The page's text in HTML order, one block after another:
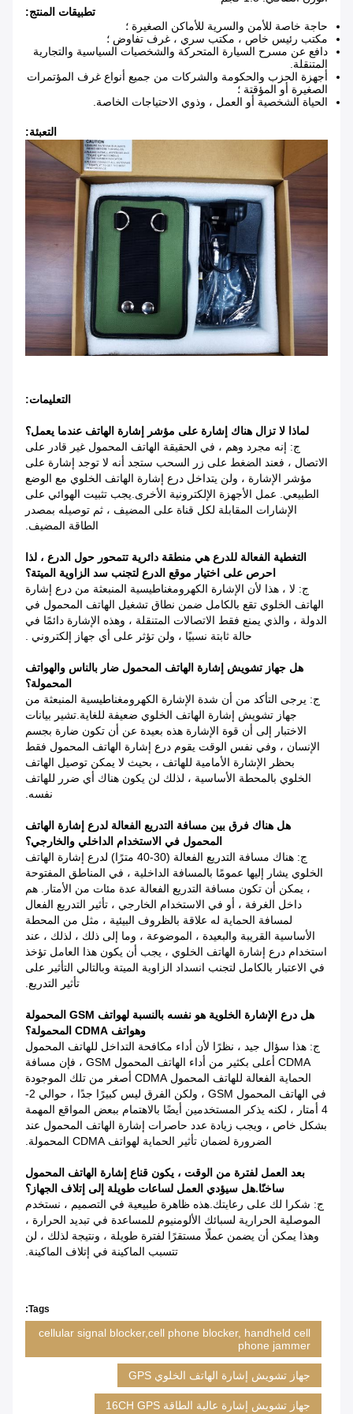
تطبيقات المنتج:
حاجة خاصة للأمن والسرية للأماكن الصغيرة ؛
مكتب رئيس خاص ، مكتب سري ، غرف تفاوض ؛
دافع عن مسرح السيارة المتحركة والشخصيات السياسية والتجارية
المتنقلة.
أجهزة الحزب والحكومة والشركات من جميع أنواع غرف المؤتمرات
الصغيرة أو المؤقتة ؛
الحياة الشخصية أو العمل ، وذوي الاحتياجات الخاصة.
التعبئة:
التعليمات:
لماذا لا تزال هناك إشارة على مؤشر إشارة الهاتف عندما يعمل؟
ج: إنه مجرد وهم ، في الحقيقة الهاتف المحمول غير قادر على
الاتصال ، فعند الضغط على زر السحب ستجد أنه لا توجد إشارة على
مؤشر الإشارة ، ولن يتداخل درع إشارة الهاتف الخلوي مع الوضع
الطبيعي. عمل الأجهزة الإلكترونية الأخرى.يجب تثبيت الهوائي على
الإشارات المقابلة لكل قناة على المضيف ، ثم توصيله بمصدر
الطاقة المضيف.
التغطية الفعالة للدرع هي منطقة دائرية تتمحور حول الدرع ، لذا
احرص على اختيار موقع الدرع لتجنب سد الزاوية الميتة؟
ج: لا ، هذا لأن الإشارة الكهرومغناطيسية المنبعثة من درع إشارة
الهاتف الخلوي تقع بالكامل ضمن نطاق تشغيل الهاتف المحمول في
الدولة ، والذي يمنع فقط الاتصالات المتنقلة ، وهذه الإشارة دائمًا في
حالة ثابتة نسبيًا ، ولن تؤثر على أي جهاز إلكتروني .
هل جهاز تشويش إشارة الهاتف المحمول ضار بالناس والهواتف
المحمولة؟
ج: يرجى التأكد من أن شدة الإشارة الكهرومغناطيسية المنبعثة من
جهاز تشويش إشارة الهاتف الخلوي ضعيفة للغاية.تشير بيانات
الاختبار إلى أن قوة الإشارة هذه بعيدة عن أن تكون ضارة بجسم
الإنسان ، وفي نفس الوقت يقوم درع إشارة الهاتف المحمول فقط
بحظر الإشارة الأمامية للهاتف ، بحيث لا يمكن توصيل الهاتف
الخلوي بالمحطة الأساسية ، لذلك لن يكون هناك أي ضرر للهاتف
نفسه.
هل هناك فرق بين مسافة التدريع الفعالة لدرع إشارة الهاتف
المحمول في الاستخدام الداخلي والخارجي؟
ج: هناك مسافة التدريع الفعالة (30-40 مترًا) لدرع إشارة الهاتف
الخلوي يشار إليها عمومًا بالمسافة الداخلية ، في المناطق المفتوحة
، يمكن أن تكون مسافة التدريع الفعالة عدة مئات من الأمتار. هم
داخل الغرفة ، أو في الاستخدام الخارجي ، تأثير التدريع الفعال
لمسافة الحماية له علاقة بالظروف البيئية ، مثل من المحطة
الأساسية القريبة والبعيدة ، الموضوعة ، وما إلى ذلك ، لذلك ، عند
استخدام درع إشارة الهاتف الخلوي ، يجب أن يكون هذا العامل تؤخذ
في الاعتبار بالكامل لتجنب انسداد الزاوية الميتة وبالتالي التأثير على
تأثير التدريع.
هل درع الإشارة الخلوية هو نفسه بالنسبة لهواتف GSM المحمولة
وهواتف CDMA المحمولة؟
ج: هذا سؤال جيد ، نظرًا لأن أداء مكافحة التداخل للهاتف المحمول
CDMA أعلى بكثير من أداء الهاتف المحمول GSM ، فإن مسافة
الحماية الفعالة للهاتف المحمول CDMA أصغر من تلك الموجودة
في الهاتف المحمول GSM ، ولكن الفرق ليس كبيرًا جدًا ، حوالي 2-
4 أمتار ، لكنه يذكر المستخدمين أيضًا بالاهتمام ببعض المواقع المهمة
بشكل خاص ، ويجب زيادة عدد حاصرات إشارة الهاتف المحمول عند
الضرورة لضمان تأثير الحماية لهواتف CDMA المحمولة.
بعد العمل لفترة من الوقت ، يكون قناع إشارة الهاتف المحمول
ساخنًا.هل سيؤدي العمل لساعات طويلة إلى إتلاف الجهاز؟
ج: شكرا لك على رعايتك.هذه ظاهرة طبيعية في التصميم ، نستخدم
الموصلية الحرارية لسبائك الألومنيوم للمساعدة في تبديد الحرارة ،
وهذا يمكن أن يضمن عملًا مستقرًا لفترة طويلة ، ونتيجة لذلك ، لن
تتسبب الماكينة في إتلاف الماكينة.
Tags:
cellular signal blocker,cell phone blocker, handheld cell
phone jammer
جهاز تشويش إشارة الهاتف الخلوي GPS
جهاز تشويش إشارة عالية الطاقة 16CH GPS